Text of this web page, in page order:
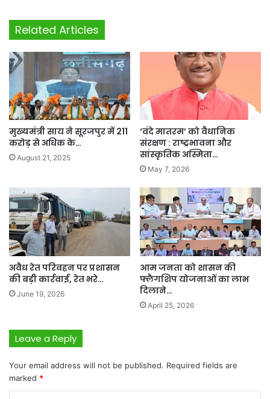
Related Articles
मुख्यमंत्री साय ने सूरजपुर में 211
करोड़ से अधिक के…
August 21, 2025
‘वंदे मातरम’ को वैधानिक
संरक्षण : राष्ट्रभावना और
सांस्कृतिक अस्मिता…
May 7, 2026
अवैध रेत परिवहन पर प्रशासन
की बड़ी कार्रवाई, रेत भरे…
June 19, 2026
आम जनता को शासन की
फ्लैगशिप योजनाओं का लाभ
दिलाने…
April 25, 2026
Leave a Reply
Your email address will not be published. Required fields are
marked *